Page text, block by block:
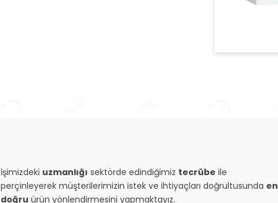
İşimizdeki uzmanlığı sektörde edindiğimiz tecrübe ile
perçinleyerek müşterilerimizin istek ve ihtiyaçları doğrultusunda en
doğru ürün yönlendirmesini yapmaktayız.